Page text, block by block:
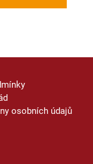
osobních údajů